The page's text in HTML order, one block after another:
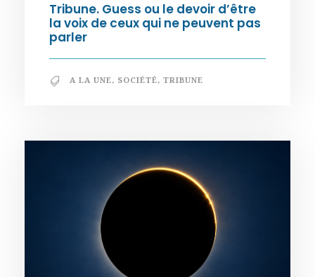
Tribune. Guess ou le devoir d’être
la voix de ceux qui ne peuvent pas
parler
A LA UNE, SOCIÉTÉ, TRIBUNE